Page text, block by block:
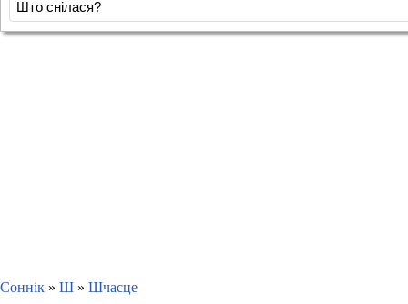
Соннік » Ш » Шчасце